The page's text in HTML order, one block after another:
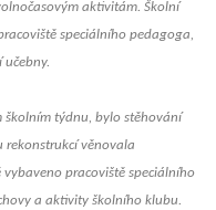
aktivitám. Školní
speciálního pedagoga,
učebny.
školním týdnu, bylo stěhování
rekonstrukcí věnovala
pracoviště speciálního
a aktivity školního klubu.